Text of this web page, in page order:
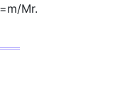
Mr.